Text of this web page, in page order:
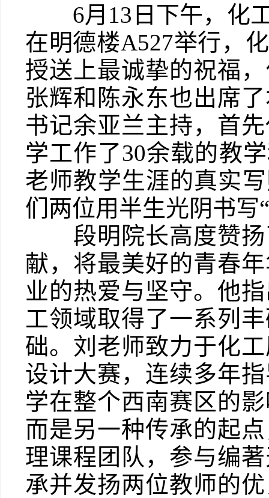
6月13日下午，化工
在明德楼A527举行，
授送上最诚挚的祝福
张辉和陈永东也出席
书记余亚兰主持，首
学工作了30余载的教
老师教学生涯的真实
们两位用半生光阴书写
段明院长高度赞扬
献，将最美好的青春
业的热爱与坚守。他
工领域取得了一系列
础。刘老师致力于化
设计大赛，连续多年
学在整个西南赛区的
而是另一种传承的起
理课程团队，参与编
承并发扬两位教师的